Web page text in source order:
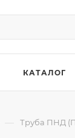
КАТАЛОГ
— Труба ПНД